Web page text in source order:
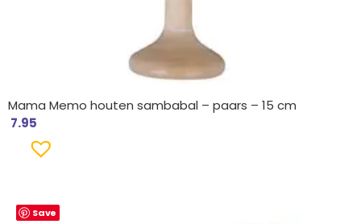
Mama Memo houten sambabal – paars – 15 cm
7.95
Save